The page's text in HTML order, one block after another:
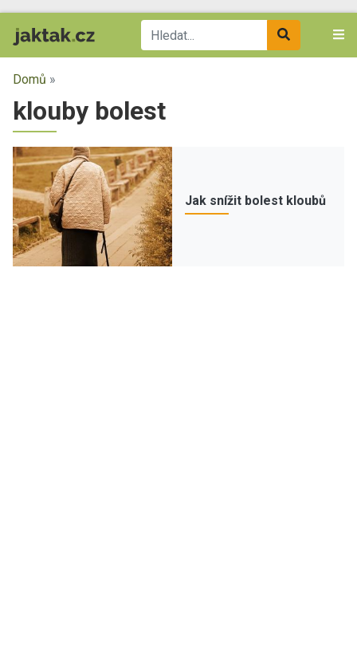
Domů »
klouby bolest
Jak snížit bolest kloubů